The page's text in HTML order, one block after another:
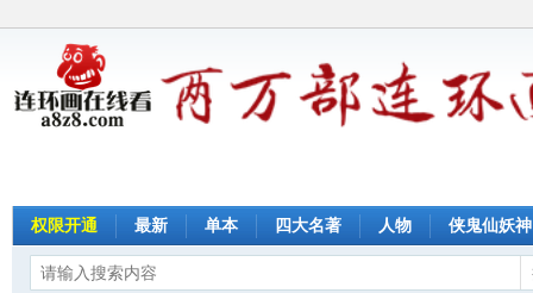
权限开通 最新 单本 四大名著 人物 侠鬼仙妖神